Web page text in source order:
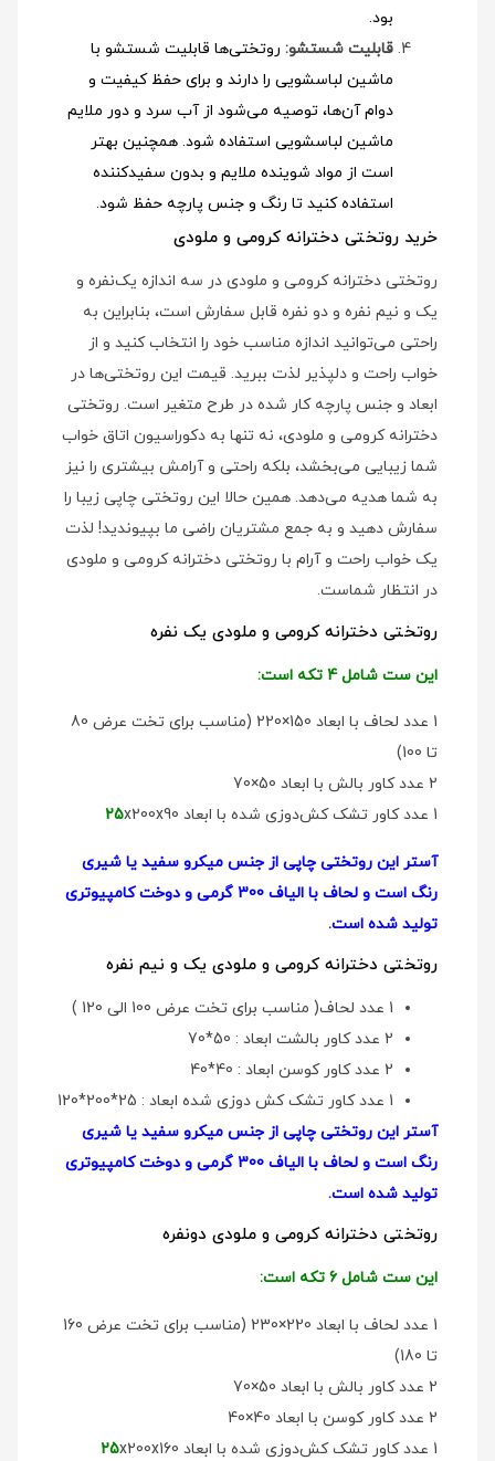
بود.
قابلیت شستشو: روتختی‌ها قابلیت شستشو با
ماشین لباسشویی را دارند و برای حفظ کیفیت و
دوام آن‌ها، توصیه می‌شود از آب سرد و دور ملایم
ماشین لباسشویی استفاده شود. همچنین بهتر
است از مواد شوینده ملایم و بدون سفیدکننده
استفاده کنید تا رنگ و جنس پارچه حفظ شود.
خرید روتختی دخترانه کرومی و ملودی
روتختی دخترانه کرومی و ملودی در سه اندازه یک‌نفره و
یک و نیم نفره و دو نفره قابل سفارش است، بنابراین به
راحتی می‌توانید اندازه مناسب خود را انتخاب کنید و از
خواب راحت و دلپذیر لذت ببرید. قیمت این روتختی‌ها در
ابعاد و جنس پارچه کار شده در طرح متغیر است. روتختی
دخترانه کرومی و ملودی، نه تنها به دکوراسیون اتاق خواب
شما زیبایی می‌بخشد، بلکه راحتی و آرامش بیشتری را نیز
به شما هدیه می‌دهد. همین حالا این روتختی چاپی زیبا را
سفارش دهید و به جمع مشتریان راضی ما بپیوندید! لذت
یک خواب راحت و آرام با روتختی دخترانه کرومی و ملودی
در انتظار شماست.
روتختی دخترانه کرومی و ملودی یک نفره
این ست شامل 4 تکه است:
1 عدد لحاف با ابعاد 150×220 (مناسب برای تخت عرض 80
تا 100)
2 عدد کاور بالش با ابعاد 50×70
1 عدد کاور تشک کش‌دوزی شده با ابعاد
25x200x90
آستر این روتختی چاپی از جنس میکرو سفید یا شیری
رنگ است و لحاف با الیاف 300 گرمی و دوخت کامپیوتری
تولید شده است.
روتختی دخترانه کرومی و ملودی یک و نیم نفره
1 عدد لحاف( مناسب برای تخت عرض 100 الی 120 )
2 عدد کاور بالشت ابعاد : 50*70
2 عدد کاور کوسن ابعاد : 40*40
1 عدد کاور تشک کش دوزی شده ابعاد : 25*200*120
آستر این روتختی چاپی از جنس میکرو سفید یا شیری
رنگ است و لحاف با الیاف 300 گرمی و دوخت کامپیوتری
تولید شده است.
روتختی دخترانه کرومی و ملودی دو‌نفره
این ست شامل 6 تکه است:
1 عدد لحاف با ابعاد 220×230 (مناسب برای تخت عرض 160
تا 180)
2 عدد کاور بالش با ابعاد 50×70
2 عدد کاور کوسن با ابعاد 40×40
1 عدد کاور تشک کش‌دوزی شده با ابعاد
25x200x160